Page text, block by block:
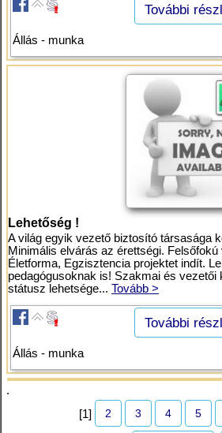
További
Állás - munka
Lehetőség !
A világ egyik vezető biztosító társasága
Minimális elvárás az érettségi.
Életforma, Egzisztencia projektet indít.
pedagógusoknak is! Szakmai és vezetői
státusz lehetsége... Tovább >
További
Állás - munka
.
[1]
2 3 4 5